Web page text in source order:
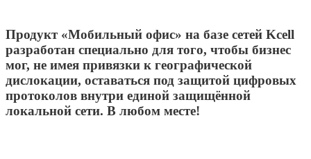
Продукт «Мобильный офис» на базе сетей Kcell
разработан специально для того, чтобы бизнес
мог, не имея привязки к географической
дислокации, оставаться под защитой цифровых
протоколов внутри единой защищённой
локальной сети. В любом месте!